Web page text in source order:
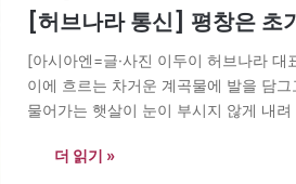
[허브나라 통신] 평창은 초
[아시아엔=글·사진 이두이 허브나라
이에 흐르는 차거운 계곡물에 발을 담
물어가는 햇살이 눈이 부시지 않게 내
더 읽기 »